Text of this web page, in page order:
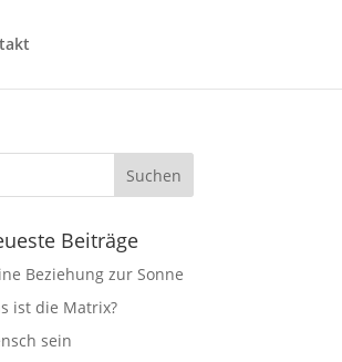
Beiträge
Beziehung zur Sonne
ist die Matrix?
sein